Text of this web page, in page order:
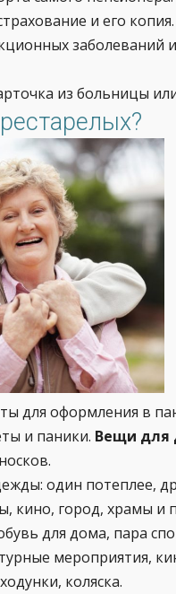
и его копия.
заболеваний
из больницы
для оформления в
и паники. Вещи для
один потеплее,
кино, город, храмы и
для дома, пара
мероприятия,
коляска.